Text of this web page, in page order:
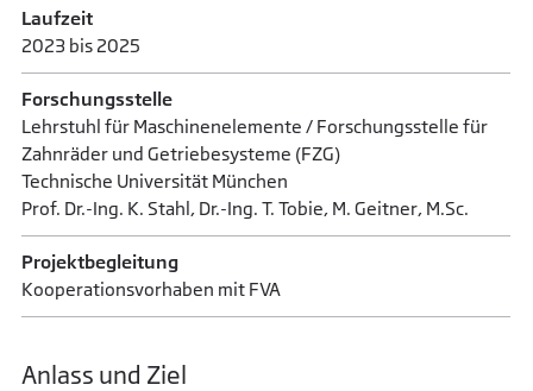
Laufzeit
2023 bis 2025
Forschungsstelle
Lehrstuhl für Maschinenelemente / Forschungsstelle für
Zahnräder und Getriebesysteme (FZG)
Technische Universität München
Prof. Dr.-Ing. K. Stahl, Dr.-Ing. T. Tobie, M. Geitner, M.Sc.
Projektbegleitung
Kooperationsvorhaben mit FVA
Anlass und Ziel